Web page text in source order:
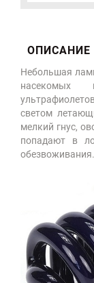
ОПИСАНИЕ
Небольшая
насекомых
светом
мелкий гнус,
попадают в
обезвоживания.